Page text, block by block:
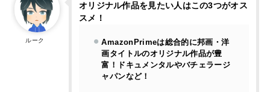
ルーク
オリジナル作品を見たい人はこの3つがオス
スメ！
AmazonPrimeは総合的に邦画・洋
画タイトルのオリジナル作品が豊
富！ドキュメンタルやバチェラージ
ャパンなど！